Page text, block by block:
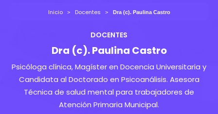
Inicio Docentes Dra (c). Paulina Castro
DOCENTES
Dra (c). Paulina Castro
Psicóloga clínica, Magíster en Docencia Universitaria y
Candidata al Doctorado en Psicoanálisis. Asesora
Técnica de salud mental para trabajadores de
Atención Primaria Municipal.